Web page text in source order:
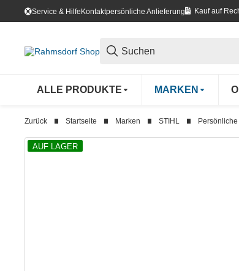
Service & HilfeKontaktpersönliche Anlieferung Kauf auf
ALLE PRODUKTE MARKEN
Zurück Startseite Marken STIHL
AUF LAGER